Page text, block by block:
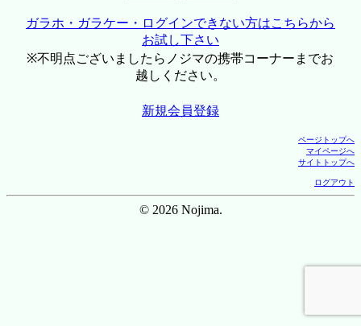
ガラホ・ガラケー・ログインできない方はこちらから
お試し下さい
※不明点ございましたらノジマの携帯コーナーまでお
越しください。
新規会員登録
ページトップへ
マイページへ
サイトトップへ
ログアウト
© 2026 Nojima.